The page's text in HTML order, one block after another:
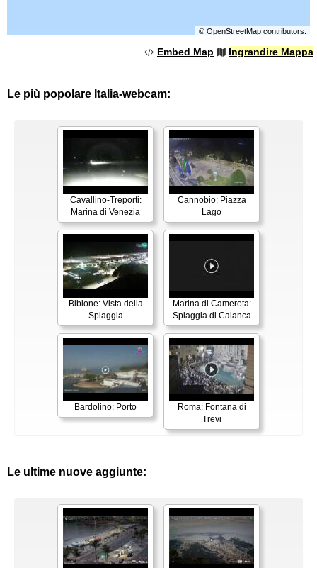
© OpenStreetMapcontributors.
Embed Map Ingrandire Mappa
Le più popolare Italia-webcam:
Cavallino-Treporti:
Marina di Venezia
Cannobio: Piazza
Lago
Bibione: Vista della
Spiaggia
Marina di Camerota:
Spiaggia di Calanca
Bardolino: Porto
Roma: Fontana di
Trevi
Le ultime nuove aggiunte: